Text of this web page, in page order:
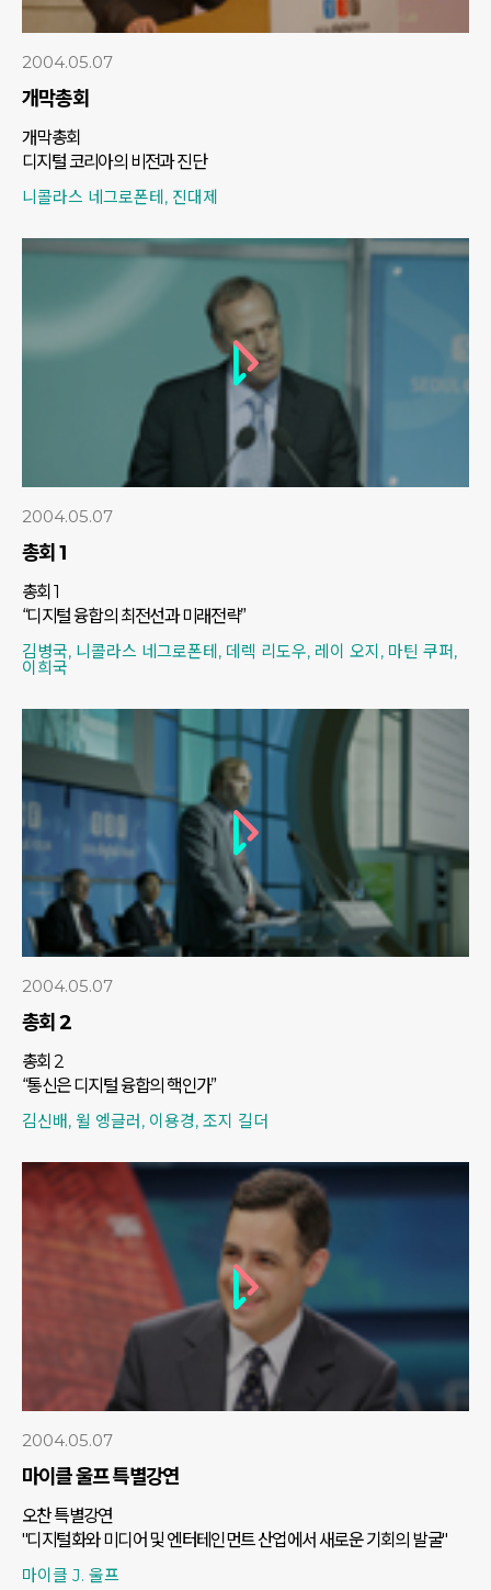
2004.05.07
개막총회
개막총회
디지털 코리아의 비전과 진단
니콜라스 네그로폰테, 진대제
2004.05.07
총회 1
총회 1
“디지털 융합의 최전선과 미래전략”
김병국, 니콜라스 네그로폰테, 데렉 리도우, 레이 오지, 마틴 쿠퍼,
이희국
2004.05.07
총회 2
총회 2
“통신은 디지털 융합의 핵인가”
김신배, 윌 엥글러, 이용경, 조지 길더
2004.05.07
마이클 울프 특별강연
오찬 특별강연
"디지털화와 미디어 및 엔터테인먼트 산업에서 새로운 기회의 발굴"
마이클 J. 울프